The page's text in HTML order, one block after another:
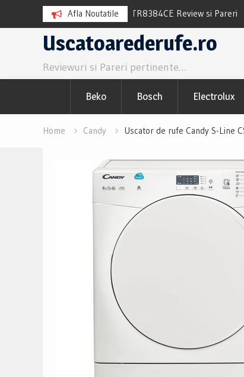
Afla Noutatile
Review si Pareri
Uscator de rufe Electrolux
Pareri utile
Uscatoarederufe.ro
Reviewuri si Pareri pertinente…
Beko Bosch Electrolux
Home Candy Uscator de rufe Candy S-Line